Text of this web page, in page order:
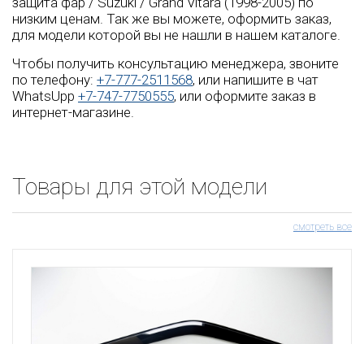
низким ценам. Так же вы можете, оформить заказ,
для модели которой вы не нашли в нашем каталоге.
Чтобы получить консультацию менеджера, звоните
по телефону: +7-777-2511568, или напишите в чат
WhatsUpp +7-747-7750555, или оформите заказ в
интернет-магазине.
Товары для этой модели
смотреть все